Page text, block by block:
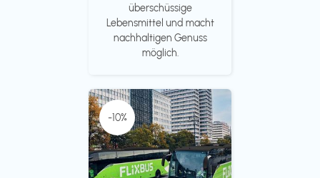
überschüssige
Lebensmittel und macht
nachhaltigen Genuss
möglich.
-10%